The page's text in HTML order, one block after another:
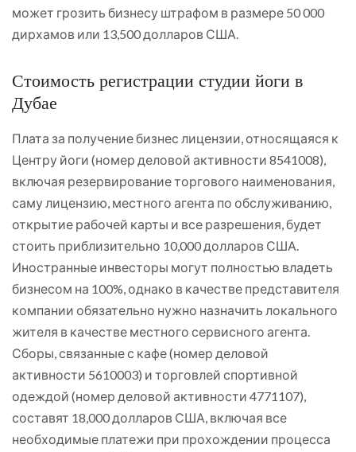
может грозить бизнесу штрафом в размере 50 000
дирхамов или 13,500 долларов США.
Стоимость регистрации студии йоги в
Дубае
Плата за получение бизнес лицензии, относящаяся к
Центру йоги (номер деловой активности 8541008),
включая резервирование торгового наименования,
саму лицензию, местного агента по обслуживанию,
открытие рабочей карты и все разрешения, будет
стоить приблизительно 10,000 долларов США.
Иностранные инвесторы могут полностью владеть
бизнесом на 100%, однако в качестве представителя
компании обязательно нужно назначить локального
жителя в качестве местного сервисного агента.
Сборы, связанные с кафе (номер деловой
активности 5610003) и торговлей спортивной
одеждой (номер деловой активности 4771107),
составят 18,000 долларов США, включая все
необходимые платежи при прохождении процесса